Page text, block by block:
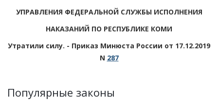
УПРАВЛЕНИЯ ФЕДЕРАЛЬНОЙ СЛУЖБЫ ИСПОЛНЕНИЯ
НАКАЗАНИЙ ПО РЕСПУБЛИКЕ КОМИ
Утратили силу. - Приказ Минюста России от 17.12.2019
N 287
Популярные законы